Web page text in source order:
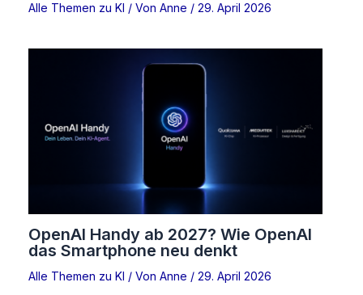
Alle Themen zu KI / Von Anne / 29. April 2026
OpenAI Handy ab 2027? Wie OpenAI
das Smartphone neu denkt
Alle Themen zu KI / Von Anne / 29. April 2026